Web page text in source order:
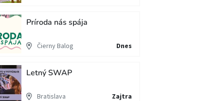
Príroda nás spája
Čierny Balog Dnes
Letný SWAP
Bratislava Zajtra